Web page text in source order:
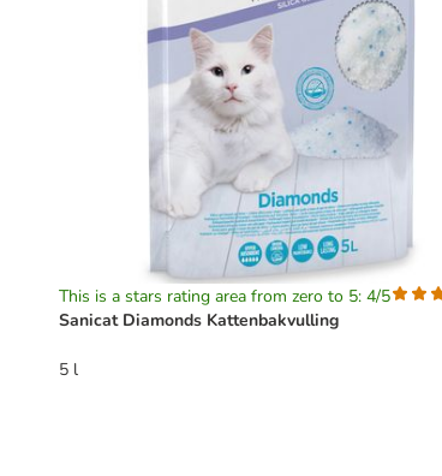
This is a stars rating area from zero to 5: 4/5
Sanicat Diamonds Kattenbakvulling
5 l